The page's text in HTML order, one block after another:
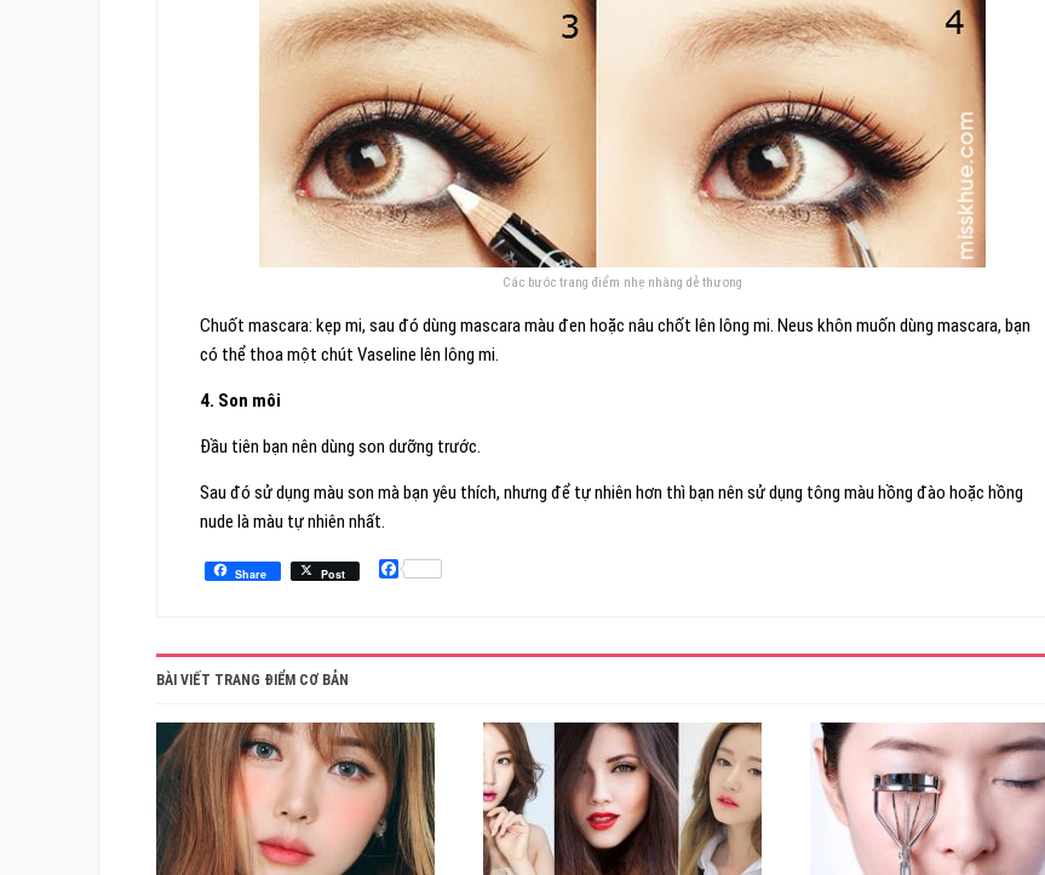
Các bước trang điểm nhẹ nhàng dễ thương
Chuốt mascara: kẹp mi, sau đó dùng mascara màu đen hoặc nâu chốt lên lông mi. Neus khôn muốn dùng mascara, bạn
có thể thoa một chút Vaseline lên lông mi.
4. Son môi
Đầu tiên bạn nên dùng son dưỡng trước.
Sau đó sử dụng màu son mà bạn yêu thích, nhưng để tự nhiên hơn thì bạn nên sử dụng tông màu hồng đào hoặc hồng
nude là màu tự nhiên nhất.
Share Post Facebook
BÀI VIẾT TRANG ĐIỂM CƠ BẢN